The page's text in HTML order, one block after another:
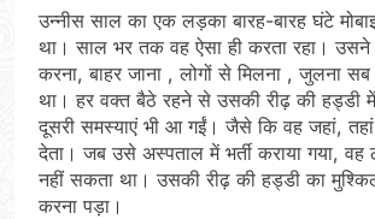
उन्नीस साल का एक लड़का बारह-बारह घंटे
था। साल भर तक वह ऐसा ही करता रहा। उसने
करना, बाहर जाना , लोगों से मिलना , जुलना
था। हर वक्त बैठे रहने से उसकी रीढ़ की हड्डी
दूसरी समस्याएं भी आ गईं। जैसे कि वह जहां, तहां
देता। जब उसे अस्पताल में भर्ती कराया गया,
नहीं सकता था। उसकी रीढ़ की हड्डी का
करना पड़ा।